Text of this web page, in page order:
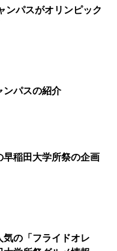
ンパスがオリンピック
パスの紹介
稲田大学所祭の企画
の「フライドオレ